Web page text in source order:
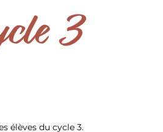
3
élèves du cycle 3.